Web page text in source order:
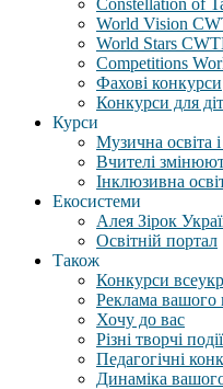
Constellation of
World Vision
World Stars
Competitions
Фахові конкурси
Конкурси для
Курси
Музична освіта
Вчителі
Інклюзивна
Екосистеми
Алея Зірок
Освітній портал
Також
Конкурси
Реклама вашого
Хочу до вас
Різні творчі події
Педагогічні
Динаміка